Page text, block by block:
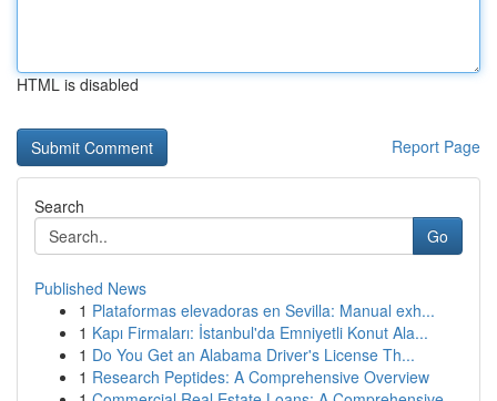
HTML is disabled
Report Page
Search
Go
Published News
1 Plataformas elevadoras en Sevilla: Manual exh...
1 Kapı Firmaları: İstanbul'da Emniyetli Konut Ala...
1 Do You Get an Alabama Driver's License Th...
1 Research Peptides: A Comprehensive Overview